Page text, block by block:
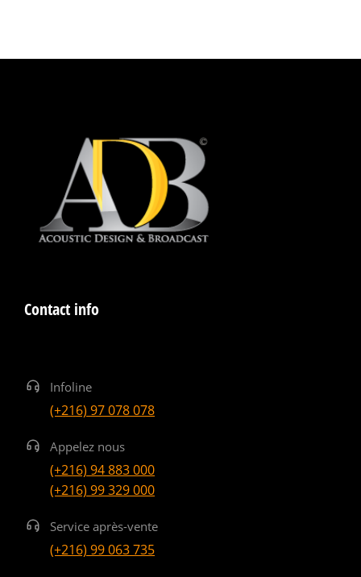
Contact info
Infoline
(+216) 97 078 078
Appelez nous
(+216) 94 883 000
(+216) 99 329 000
Service après-vente
(+216) 99 063 735